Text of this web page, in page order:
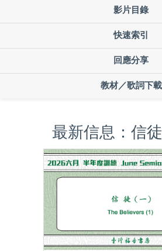
影片目錄
快速索引
回應分享
教材／歌詞下載
最新信息：信徒